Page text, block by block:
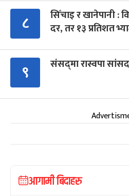
८
सिँचाइ र खानेपानी :
दर, तर १३ प्रतिशत
९ संसद्‍मा रास्वपा
आगामी बिदाहरु